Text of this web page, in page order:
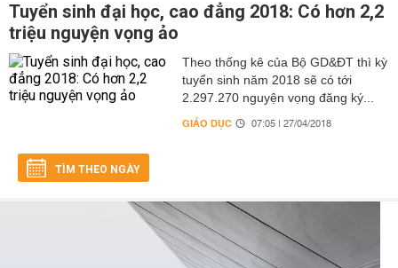
Tuyển sinh đại học, cao đẳng 2018: Có hơn 2,2
triệu nguyện vọng ảo
Theo thống kê của Bộ GD&ĐT thì kỳ
tuyển sinh năm 2018 sẽ có tới
2.297.270 nguyện vọng đăng ký...
GIÁO DỤC 07:05 | 27/04/2018
TÌM THEO NGÀY